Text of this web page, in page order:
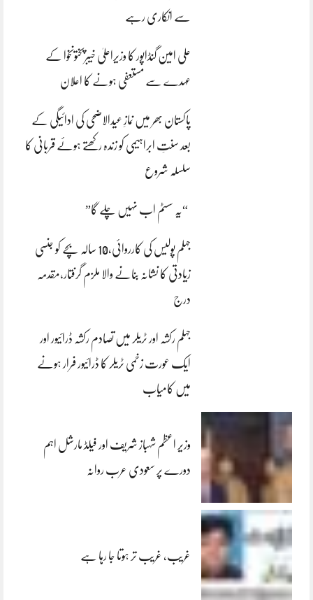
سے انکاری رہے
علی امین گنڈاپور کا وزیراعلیٰ خیبرپختونخوا کے
عہدے سے مستعفی ہونے کا اعلان
پاکستان بھر میں نمازِ عیدالاضحی کی ادائیگی کے
بعد سنتِ ابراہیمی کو زندہ رکھتے ہوئے قربانی کا
سلسلہ شروع
“یہ سسٹم اب نہیں چلے گا”
جہلم پولیس کی کارروائی،10 سالہ بچے کو جنسی
زیادتی کا نشانہ بنانے والا ملزم گرفتار،مقدمہ
درج
جہلم رکشہ اور ٹریلر میں تصادم رکشہ ڈرائیور اور
ایک عورت زخمی ٹریلر کا ڈرائیور فرار ہونے
میں کامیاب
وزیر اعظم شہباز شریف اور فیلڈ مارشل اہم
دورے پر سعودی عرب روانہ
غریب، غریب تر ہوتا جا رہا ہے